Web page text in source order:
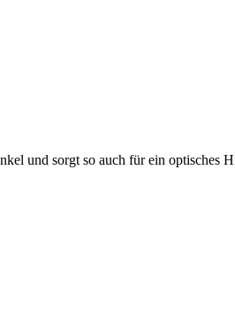
und sorgt so auch für ein optisches